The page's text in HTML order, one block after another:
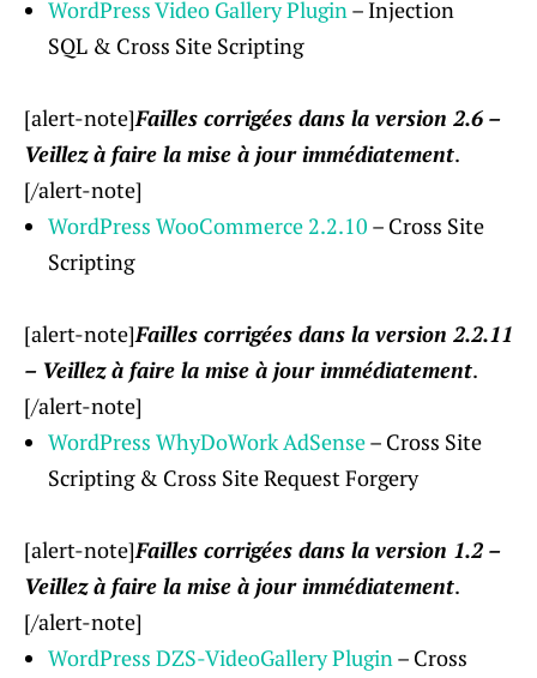
WordPress Video Gallery Plugin– Injection
SQL & Cross Site Scripting
[alert-note]Failles corrigées dans la version 2.6 –
Veillez à faire la mise à jour immédiatement.
[/alert-note]
WordPress WooCommerce 2.2.10 – Cross Site
Scripting
[alert-note]Failles corrigées dans la version 2.2.11
– Veillez à faire la mise à jour immédiatement.
[/alert-note]
WordPress WhyDoWork AdSense– Cross Site
Scripting & Cross Site Request Forgery
[alert-note]Failles corrigées dans la version 1.2 –
Veillez à faire la mise à jour immédiatement.
[/alert-note]
WordPress DZS-VideoGallery Plugin– Cross